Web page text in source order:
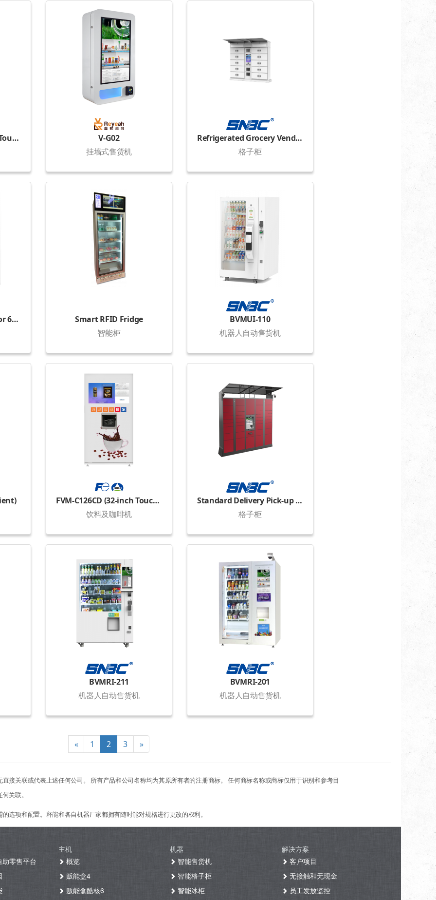
KVM-G654T50 (50-inch Touch Display)
V-G02
挂墙式售货机
Refrigerated Grocery Vending Locker
格子柜
Box Cabinet (36 boxes or 64 boxes)
Smart RFID Fridge
智能柜
BVMUI-110
机器人自动售货机
FVM-C126CD (32-inch Touch Display)
饮料及咖啡机
Standard Delivery Pick-up Locker
格子柜
BVMRI-211
机器人自动售货机
BVMRI-201
机器人自动售货机
« 1 2 3 »
接关联或代表上述任何公司。 所有产品和公司名称均为其原所有者的注册商标。 任何商标名称或商标仅用于识别和参考目
关联。
选项和配置。释能和各自机器厂家都拥有随时能对规格进行更改的权利。
零售平台
主机
概览
贩能盒4
贩能盒酷核6
机器
智能售货机
智能格子柜
智能冰柜
解决方案
客户项目
无接触和无现金
员工发放监控